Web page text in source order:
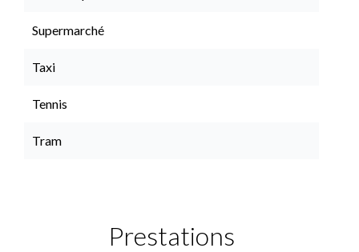
Supermarché
Taxi
Tennis
Tram
Prestations